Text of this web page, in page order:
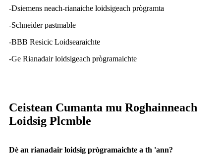
-Dsiemens neach-rianaiche loidsigeach prògramta
-Schneider pastmable
-BBB Resicic Loidsearaichte
-Ge Rianadair loidsigeach prògramaichte
Ceistean Cumanta mu Roghainneach
Loidsig Plcmble
Dè an rianadair loidsig prògramaichte a th 'ann?